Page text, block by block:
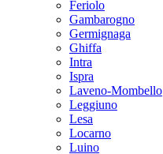
Feriolo
Gambarogno
Germignaga
Ghiffa
Intra
Ispra
Laveno-Mombello
Leggiuno
Lesa
Locarno
Luino